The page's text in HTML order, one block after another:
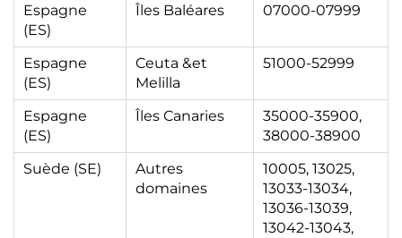
Espagne
(ES)
Îles Baléares 07000-07999
Espagne
(ES)
Ceuta &et
Melilla
51000-52999
Espagne
(ES)
Îles Canaries
35000-35900,
38000-38900
Suède (SE)
Autres
domaines
10005, 13025,
13033-13034,
13036-13039,
13042-13043,